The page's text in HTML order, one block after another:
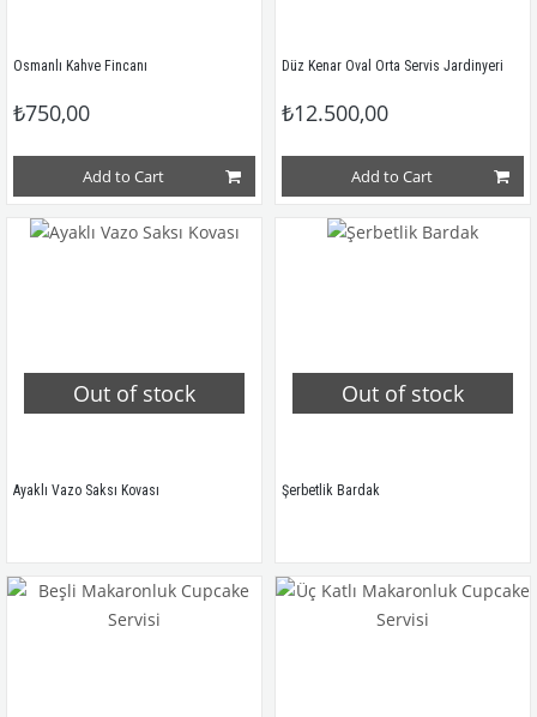
Osmanlı Kahve Fincanı
₺750,00
Add to Cart
Düz Kenar Oval Orta Servis Jardinyeri
₺12.500,00
Add to Cart
Out of stock
Ayaklı Vazo Saksı Kovası
Out of stock
Şerbetlik Bardak